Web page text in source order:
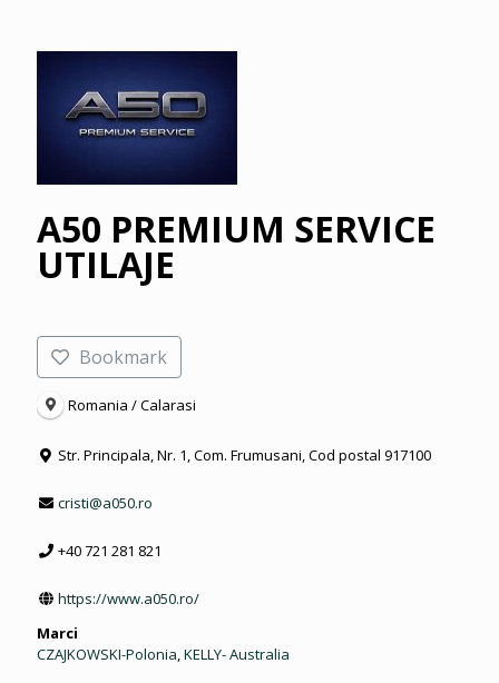
A50 PREMIUM SERVICE
UTILAJE
Bookmark
Romania / Calarasi
Str. Principala, Nr. 1, Com. Frumusani, Cod postal 917100
cristi@a050.ro
+40 721 281 821
https://www.a050.ro/
Marci
CZAJKOWSKI-Polonia,KELLY- Australia